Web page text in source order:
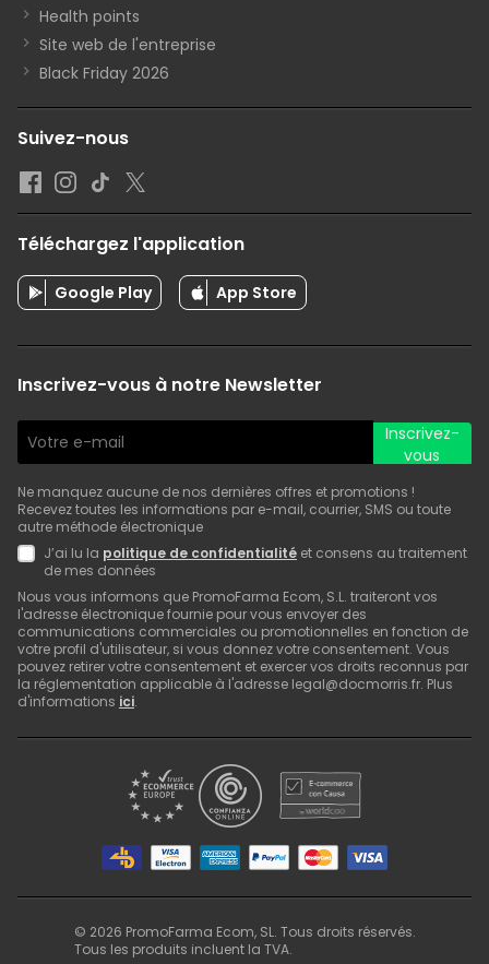
Health points
Site web de l'entreprise
Black Friday 2026
Suivez-nous
Téléchargez l'application
Google Play App Store
Inscrivez-vous à notre Newsletter
Inscrivez-
vous
Ne manquez aucune de nos dernières offres et promotions !
Recevez toutes les informations par e-mail, courrier, SMS ou toute
autre méthode électronique
J’ai lu la politique de confidentialité et consens au traitement
de mes données
Nous vous informons que PromoFarma Ecom, S.L. traiteront vos
l'adresse électronique fournie pour vous envoyer des
communications commerciales ou promotionnelles en fonction de
votre profil d'utilisateur, si vous donnez votre consentement. Vous
pouvez retirer votre consentement et exercer vos droits reconnus par
la réglementation applicable à l'adresse legal@docmorris.fr. Plus
d'informations ici.
© 2026 PromoFarma Ecom, SL. Tous droits réservés.
Tous les produits incluent la TVA.